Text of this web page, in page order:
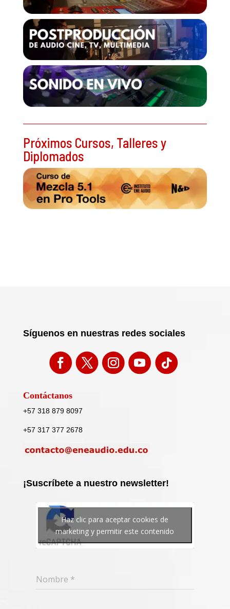
Próximos Cursos, Talleres y
Diplomados
Síguenos en nuestras redes sociales
Contáctanos
+57 318 879 8097
+57 317 377 2678
¡Suscríbete a nuestro newsletter!
Haz clic para aceptar cookies de
marketing y permitir este contenido
Nombre *